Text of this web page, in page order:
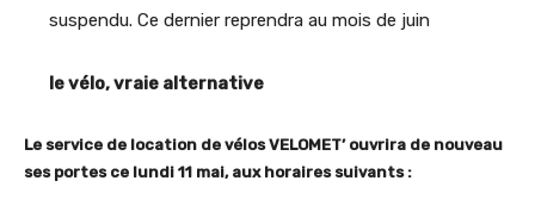
suspendu. Ce dernier reprendra au mois de juin
le vélo, vraie alternative
Le service de location de vélos VELOMET’ ouvrira de nouveau
ses portes ce lundi 11 mai, aux horaires suivants :